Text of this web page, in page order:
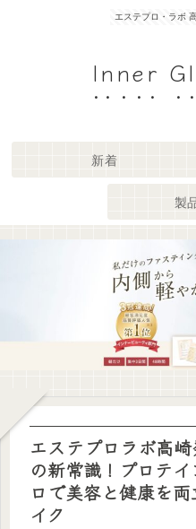
エステプロ・ラボ
Inner
新着
製
エステプロラボ高
の新常識！プロテ
ロで美容と健康を
イク